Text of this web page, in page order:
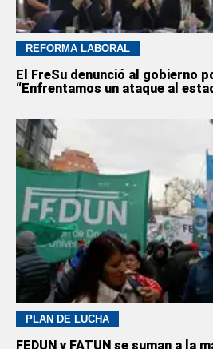
REFORMA LABORAL
El FreSu denunció al gobierno
“Enfrentamos un ataque al
PLAN DE LUCHA
FEDUN y FATUN se suman a la